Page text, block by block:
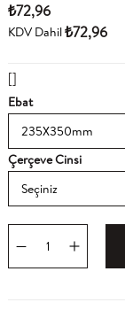
₺72,96
KDV Dahil₺72,96
[]
Ebat
Çerçeve Cinsi